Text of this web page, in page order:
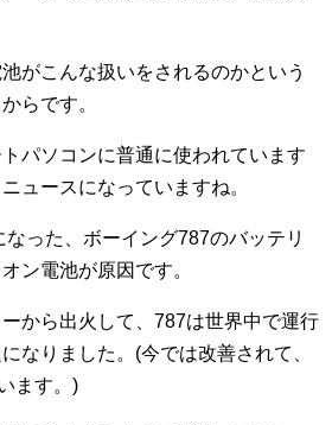
がこんな扱いをされるのかという
らです。
パソコンに普通に使われています
ュースになっていますね。
った、ボーイング787のバッテリ
ン電池が原因です。
から出火して、787は世界中で運行
なりました。(今では改善されて、
ます。)